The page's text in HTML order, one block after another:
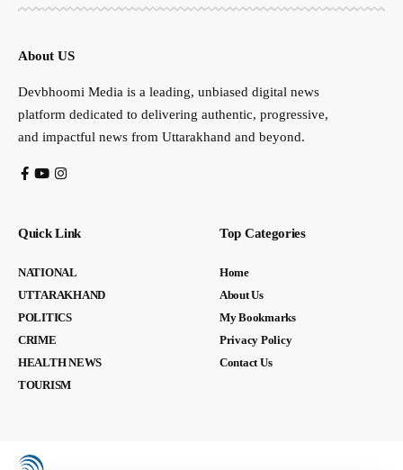
About US
Devbhoomi Media is a leading, unbiased digital news
platform dedicated to delivering authentic, progressive,
and impactful news from Uttarakhand and beyond.
Quick Link
NATIONAL
UTTARAKHAND
POLITICS
CRIME
HEALTH NEWS
TOURISM
Top Categories
Home
About Us
My Bookmarks
Privacy Policy
Contact Us